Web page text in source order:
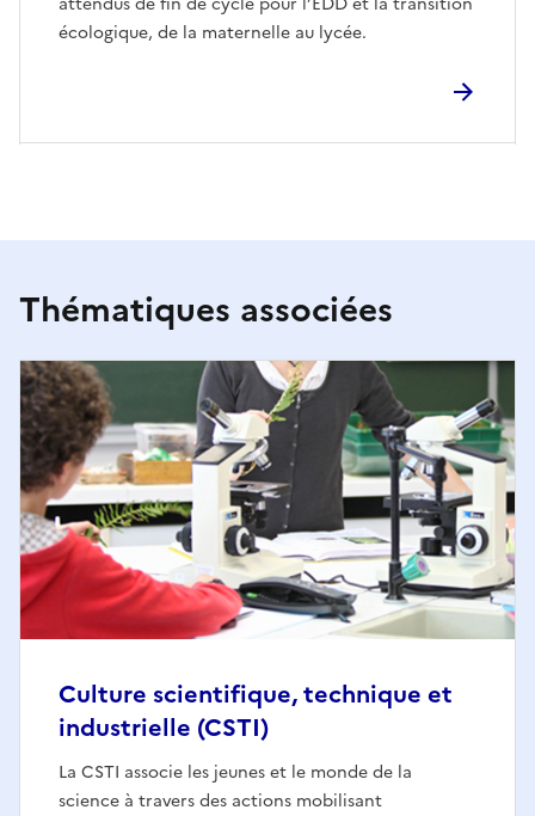
écologique, de la maternelle au lycée.
Thématiques associées
Culture scientifique, technique et
industrielle (CSTI)
La CSTI associe les jeunes et le monde de la
science à travers des actions mobilisant